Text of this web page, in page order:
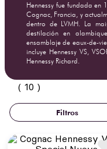
Hennessy fue fundada en
Cognac, Francia, y
dentro de LVMH. La
destilación en
ensamblaje de eaux-de-
incluye Hennessy VS,
Hennessy Richard.
10